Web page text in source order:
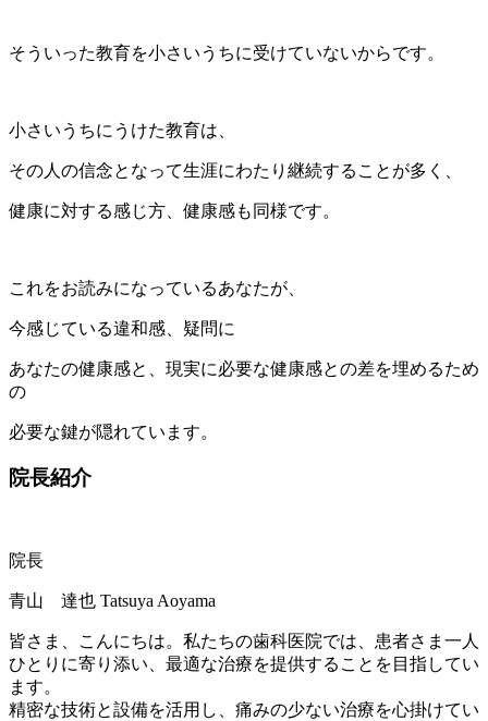
そういった教育を小さいうちに受けていないからです。
小さいうちにうけた教育は、
その人の信念となって生涯にわたり継続することが多く、
健康に対する感じ方、健康感も同様です。
これをお読みになっているあなたが、
今感じている違和感、疑問に
あなたの健康感と、現実に必要な健康感との差を埋めるため
の
必要な鍵が隠れています。
院長紹介
院長
青山 達也 Tatsuya Aoyama
皆さま、こんにちは。私たちの歯科医院では、患者さま一人
ひとりに寄り添い、最適な治療を提供することを目指してい
ます。
精密な技術と設備を活用し、痛みの少ない治療を心掛けてい